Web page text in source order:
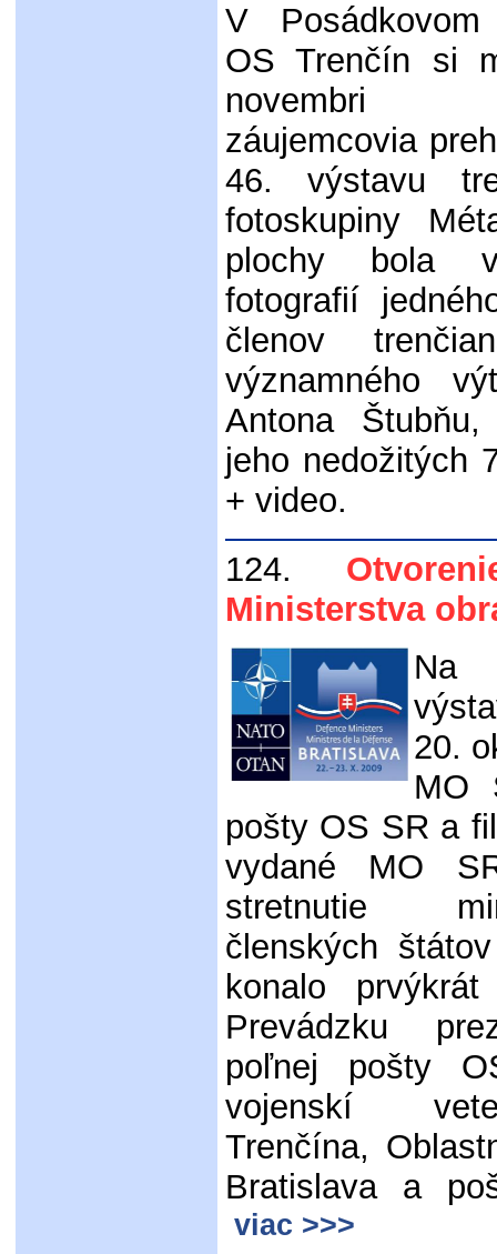
V
OS Trenčín si
novembri
záujemcovia
46. výstavu
fotoskupiny
plochy bola
fotografií
členov
významného
Antona
jeho nedožitých
+ video.
124.
Ministerstva
Na
20.
MO
pošty OS SR a
vydané MO
stretnutie
členských
konalo
Prevádzku
poľnej pošty
vojenskí
Trenčína,
Bratislava a
viac >>>